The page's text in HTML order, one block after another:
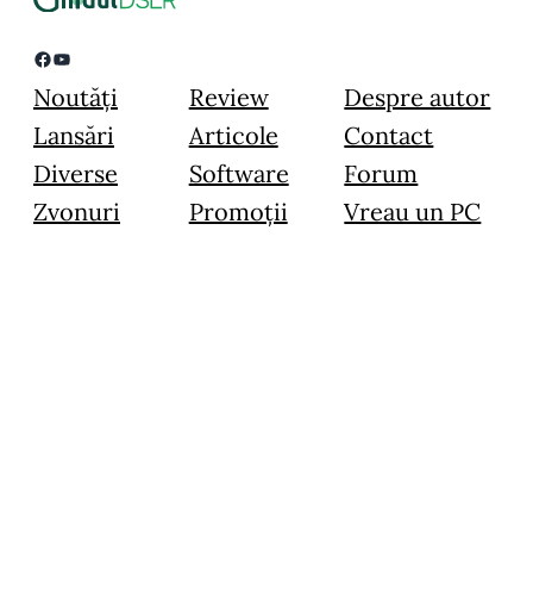
Facebook YouTube
Noutăți
Lansări
Diverse
Zvonuri
Review
Articole
Software
Promoții
Despre autor
Contact
Forum
Vreau un PC